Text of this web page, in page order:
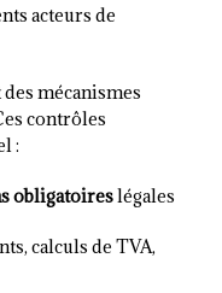
acteurs de
mécanismes
contrôles
:
obligatoireslégales
calculs de TVA,